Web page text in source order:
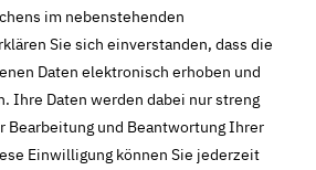
im nebenstehenden
Sie sich einverstanden, dass die
Daten elektronisch erhoben und
Ihre Daten werden dabei nur streng
Bearbeitung und Beantwortung Ihrer
Einwilligung können Sie jederzeit